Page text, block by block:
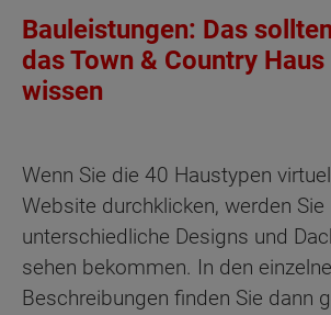
Bauleistungen: Das
das Town & Country Haus
wissen
Wenn Sie die 40 Haustypen
Website durchklicken, werden Sie
unterschiedliche Designs und
sehen bekommen. In den
Beschreibungen finden Sie dann